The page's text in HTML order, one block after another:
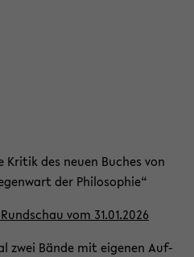
Kri­tik des neuen Bu­ches von
der Phi­lo­so­phie“
vom 31.01.2026
zwei Bände mit ei­ge­nen Auf­